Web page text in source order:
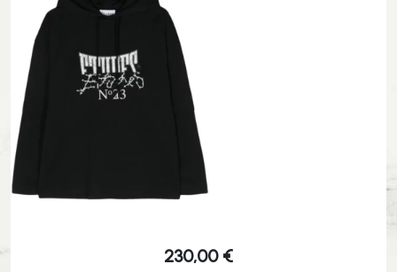
230,00 €